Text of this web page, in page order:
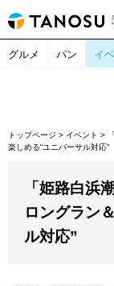
グルメ パン イ
トップページ > イベント >
楽しめる“ユニバーサル対応”
「姫路白浜
ロングラン
ル対応”